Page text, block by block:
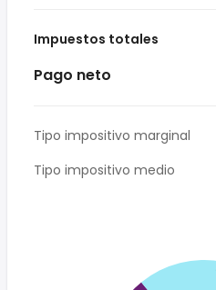
Impuestos totales
Pago neto
Tipo impositivo marginal
Tipo impositivo medio